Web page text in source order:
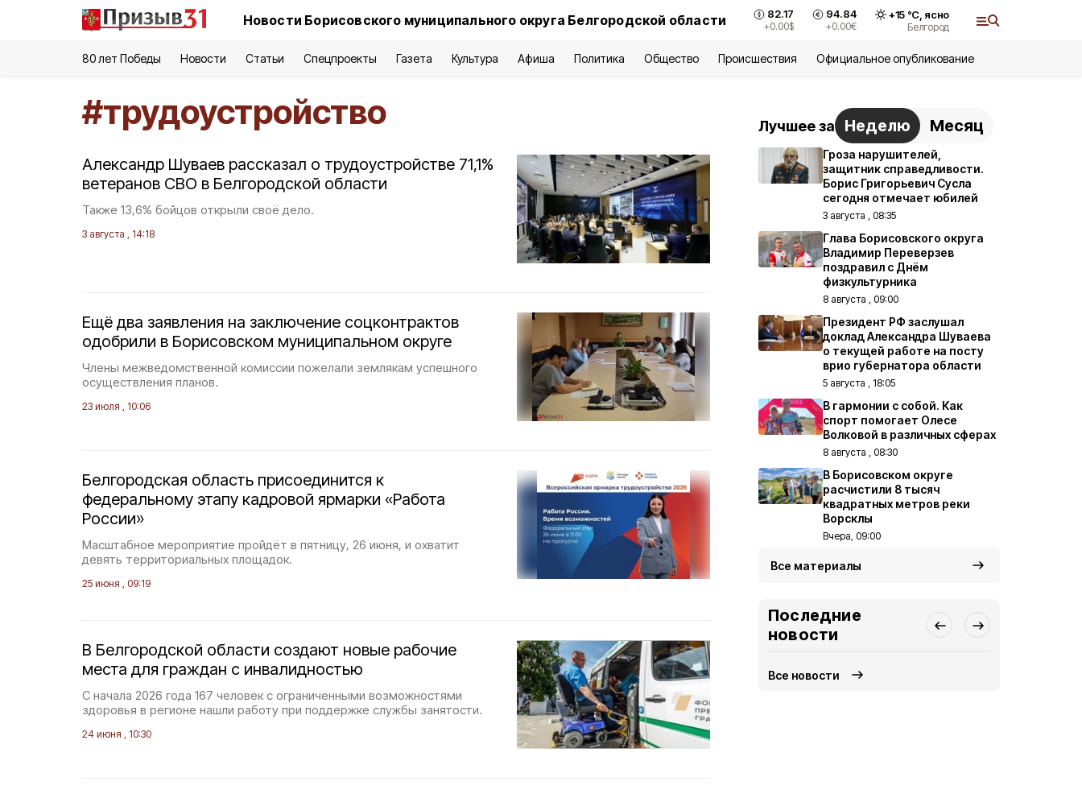
Новости Борисовского муниципального округа Белгородской области 82.17
+0.00$
94.84
+0.00€
+15°С, ясно
Белгород
80 лет Победы Новости Статьи Спецпроекты Газета Культура Афиша Политика Общество Происшествия Официальное опубликование
#трудоустройство
Александр Шуваев рассказал о трудоустройстве 71,1%
ветеранов СВО в Белгородской области
Также 13,6% бойцов открыли своё дело.
3 августа , 14:18
Ещё два заявления на заключение соцконтрактов
одобрили в Борисовском муниципальном округе
Члены межведомственной комиссии пожелали землякам успешного
осуществления планов.
23 июля , 10:06
Белгородская область присоединится к
федеральному этапу кадровой ярмарки «Работа
России»
Масштабное мероприятие пройдёт в пятницу, 26 июня, и охватит
девять территориальных площадок.
25 июня , 09:19
В Белгородской области создают новые рабочие
места для граждан с инвалидностью
С начала 2026 года 167 человек с ограниченными возможностями
здоровья в регионе нашли работу при поддержке службы занятости.
24 июня , 10:30
Лучшее за Неделю Месяц
Гроза нарушителей,
защитник справедливости.
Борис Григорьевич Сусла
сегодня отмечает юбилей
3 августа , 08:35
Глава Борисовского округа
Владимир Переверзев
поздравил с Днём
физкультурника
8 августа , 09:00
Президент РФ заслушал
доклад Александра Шуваева
о текущей работе на посту
врио губернатора области
5 августа , 18:05
В гармонии с собой. Как
спорт помогает Олесе
Волковой в различных сферах
8 августа , 08:30
В Борисовском округе
расчистили 8 тысяч
квадратных метров реки
Ворсклы
Вчера, 09:00
Все материалы
Последние
новости
Все новости